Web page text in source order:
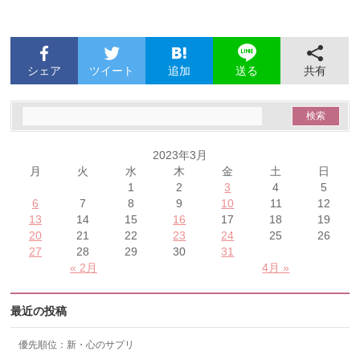
シェア ツイート 追加 送る 共有
2023年3月
月
火 水 木 金 土 日
« 2月 4月 »
1 2 3 4
5
6
7 8 9 10 11
12
13
14 15 16 17 18
19
20
21 22 23 24 25
26
27
28 29 30 31
最近の投稿
優先順位：新・心のサプリ